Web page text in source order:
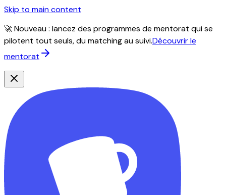
Skip to main content
🚀 Nouveau : lancez des programmes de mentorat qui se
pilotent tout seuls, du matching au suivi.Découvrir le
mentorat